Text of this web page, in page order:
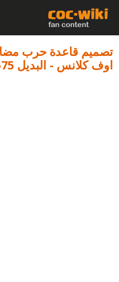
اوف كلانس - البديل 2575